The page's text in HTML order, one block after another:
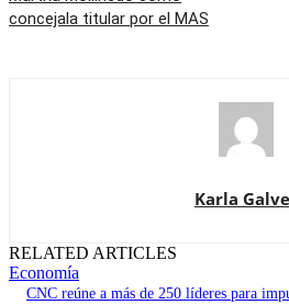
concejala titular por el MAS
Karla
RELATED ARTICLES
Economía
CNC reúne a más de 250 líderes para